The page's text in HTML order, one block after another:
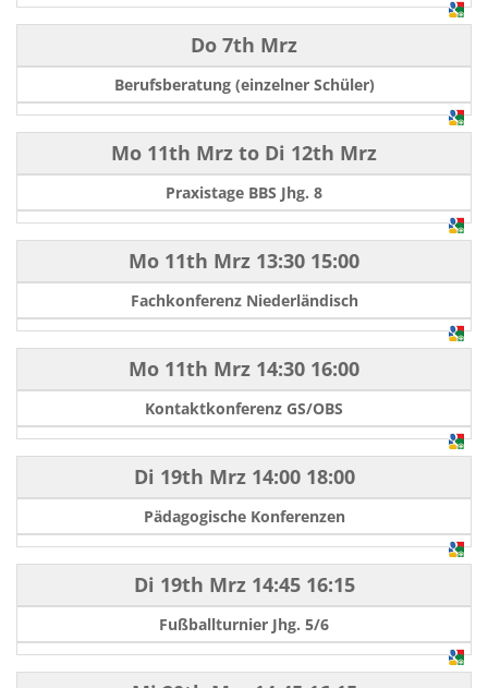
Do 7th Mrz
Berufsberatung (einzelner Schüler)
Mo 11th Mrz to Di 12th Mrz
Praxistage BBS Jhg. 8
Mo 11th Mrz 13:30 15:00
Fachkonferenz Niederländisch
Mo 11th Mrz 14:30 16:00
Kontaktkonferenz GS/OBS
Di 19th Mrz14:00 18:00
Pädagogische Konferenzen
Di 19th Mrz14:45 16:15
Fußballturnier Jhg. 5/6